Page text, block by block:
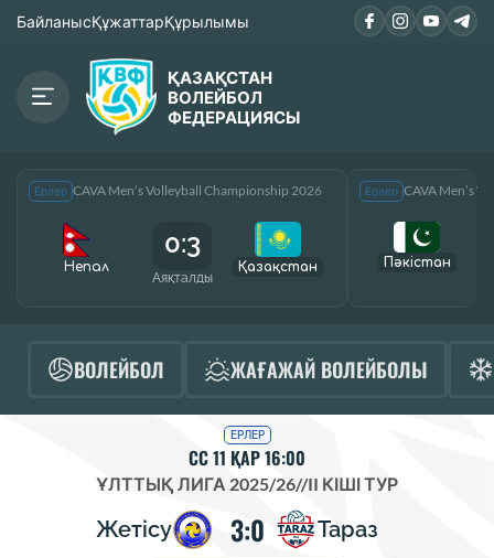
БайланысҚұжаттарҚұрылымы
ҚАЗАҚСТАН
ВОЛЕЙБОЛ
ФЕДЕРАЦИЯСЫ
Ерлер CAVA Men’s Volleyball Championship 2026
Непал
0:3
Аяқталды
Қазақcтан
Ерлер CAVA Men’s
Пәкістан
ВОЛЕЙБОЛ ЖАҒАЖАЙ ВОЛЕЙБОЛЫ
ЕРЛЕР
СС 11 ҚАР 16:00
ҰЛТТЫҚ ЛИГА 2025/26//II КІШІ ТУР
Жетісу 3:0 Тараз